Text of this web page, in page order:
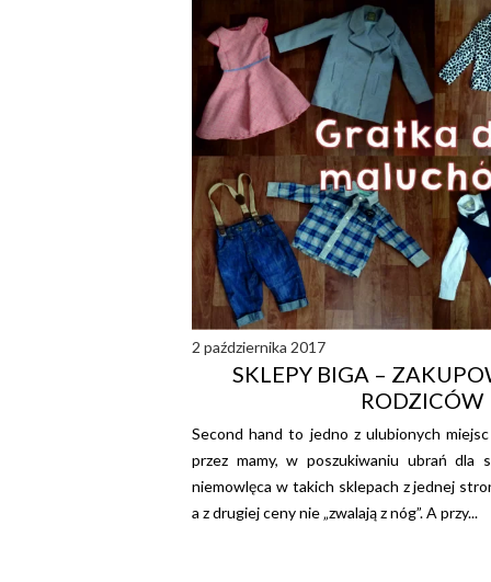
2 października 2017
SKLEPY BIGA –
RODZICÓW
Second hand to jedno z ulubionych
przez mamy, w poszukiwaniu ubrań dla
niemowlęca w takich sklepach z jednej
a z drugiej ceny nie „zwalają z nóg”. A przy...